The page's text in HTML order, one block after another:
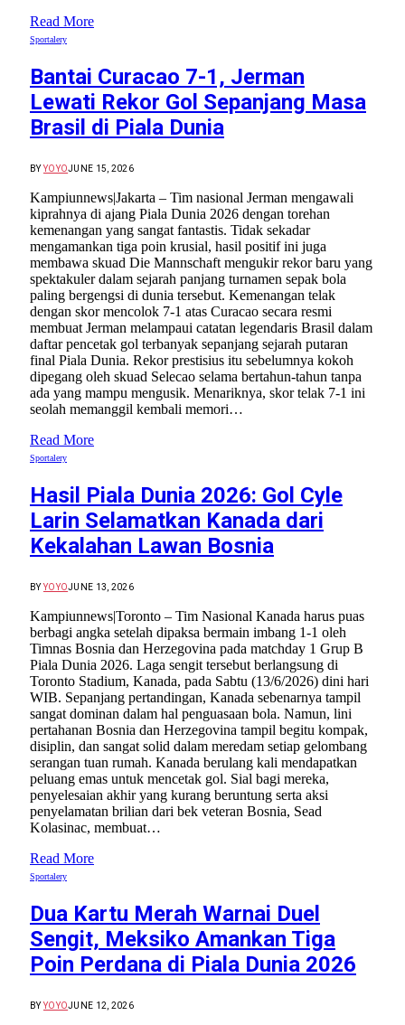
Read More
Sportalery
Bantai Curacao 7-1, Jerman
Lewati Rekor Gol Sepanjang Masa
Brasil di Piala Dunia
BY YOYOJUNE 15, 2026
Kampiunnews|Jakarta – Tim nasional Jerman mengawali
kiprahnya di ajang Piala Dunia 2026 dengan torehan
kemenangan yang sangat fantastis. Tidak sekadar
mengamankan tiga poin krusial, hasil positif ini juga
membawa skuad Die Mannschaft mengukir rekor baru yang
spektakuler dalam sejarah panjang turnamen sepak bola
paling bergengsi di dunia tersebut. Kemenangan telak
dengan skor mencolok 7-1 atas Curacao secara resmi
membuat Jerman melampaui catatan legendaris Brasil dalam
daftar pencetak gol terbanyak sepanjang sejarah putaran
final Piala Dunia. Rekor prestisius itu sebelumnya kokoh
dipegang oleh skuad Selecao selama bertahun-tahun tanpa
ada yang mampu mengusik. Menariknya, skor telak 7-1 ini
seolah memanggil kembali memori…
Read More
Sportalery
Hasil Piala Dunia 2026: Gol Cyle
Larin Selamatkan Kanada dari
Kekalahan Lawan Bosnia
BY YOYOJUNE 13, 2026
Kampiunnews|Toronto – Tim Nasional Kanada harus puas
berbagi angka setelah dipaksa bermain imbang 1-1 oleh
Timnas Bosnia dan Herzegovina pada matchday 1 Grup B
Piala Dunia 2026. Laga sengit tersebut berlangsung di
Toronto Stadium, Kanada, pada Sabtu (13/6/2026) dini hari
WIB. Sepanjang pertandingan, Kanada sebenarnya tampil
sangat dominan dalam hal penguasaan bola. Namun, lini
pertahanan Bosnia dan Herzegovina tampil begitu kompak,
disiplin, dan sangat solid dalam meredam setiap gelombang
serangan tuan rumah. Kanada berulang kali mendapatkan
peluang emas untuk mencetak gol. Sial bagi mereka,
penyelesaian akhir yang kurang beruntung serta aksi
penyelamatan brilian dari bek veteran Bosnia, Sead
Kolasinac, membuat…
Read More
Sportalery
Dua Kartu Merah Warnai Duel
Sengit, Meksiko Amankan Tiga
Poin Perdana di Piala Dunia 2026
BY YOYOJUNE 12, 2026